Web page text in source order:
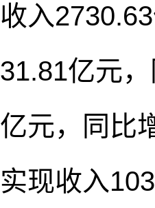
收入
31.81亿元
亿元，同比
实现收入